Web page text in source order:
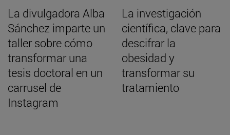
La divulgadora Alba
Sánchez imparte un
taller sobre cómo
transformar una
tesis doctoral en un
carrusel de
Instagram
La investigación
científica, clave para
descifrar la
obesidad y
transformar su
tratamiento